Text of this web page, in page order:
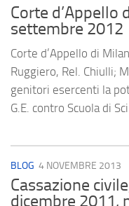
Corte d’Appello
settembre 2012
Corte d’Appello di
Ruggiero, Rel. Chiulli;
genitori esercenti la
G.E. contro Scuola di
BLOG 4 NOVEMBRE 2013
Cassazione
dicembre 2011,